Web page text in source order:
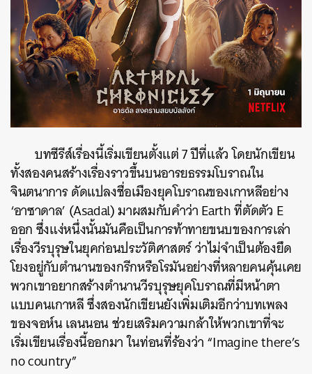
บทซีรีส์เรื่องนี้เริ่มเขียนตั้งแต่ 7 ปีที่แล้ว โดยนักเขียน
ทั้งสองคนสร้างเรื่องราวขึ้นบนอารยธรรมโบราณใน
จินตนาการ ดัดแปลงชื่อเมืองยุคโบราณของเกาหลีอย่าง
‘อาซาดาล’ (Asadal) มาผสมกับคำว่า Earth ที่ตัดตัว E
ออก ซึ่งแง่หนึ่งนั้นมันคือเป็นการท้าทายขนบของการเล่า
เรื่องวีรบุรุษในยุคก่อนประวัติศาสตร์ ว่าไม่จำเป็นต้องยึด
โยงอยู่กับตำนานของกรีกหรือโรมันอย่างที่หลายคนคุ้นเคย
พวกเขาอยากสร้างตำนานวีรบุรุษยุคโบราณที่มีหน้าตา
แบบคนเกาหลี ซึ่งสองนักเขียนยังเพิ่มเติมอีกว่าบทเพลง
ของจอห์น เลนนอน ช่วยเสริมความกล้าให้พวกเขาที่จะ
เริ่มเขียนเรื่องนี้ออกมา ในท่อนที่ร้องว่า “Imagine there’s
no country”